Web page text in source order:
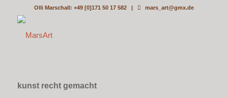
Olli Marschall: +49 [0]171 50 17 582 | mars_art@gmx.de
kunst recht gemacht